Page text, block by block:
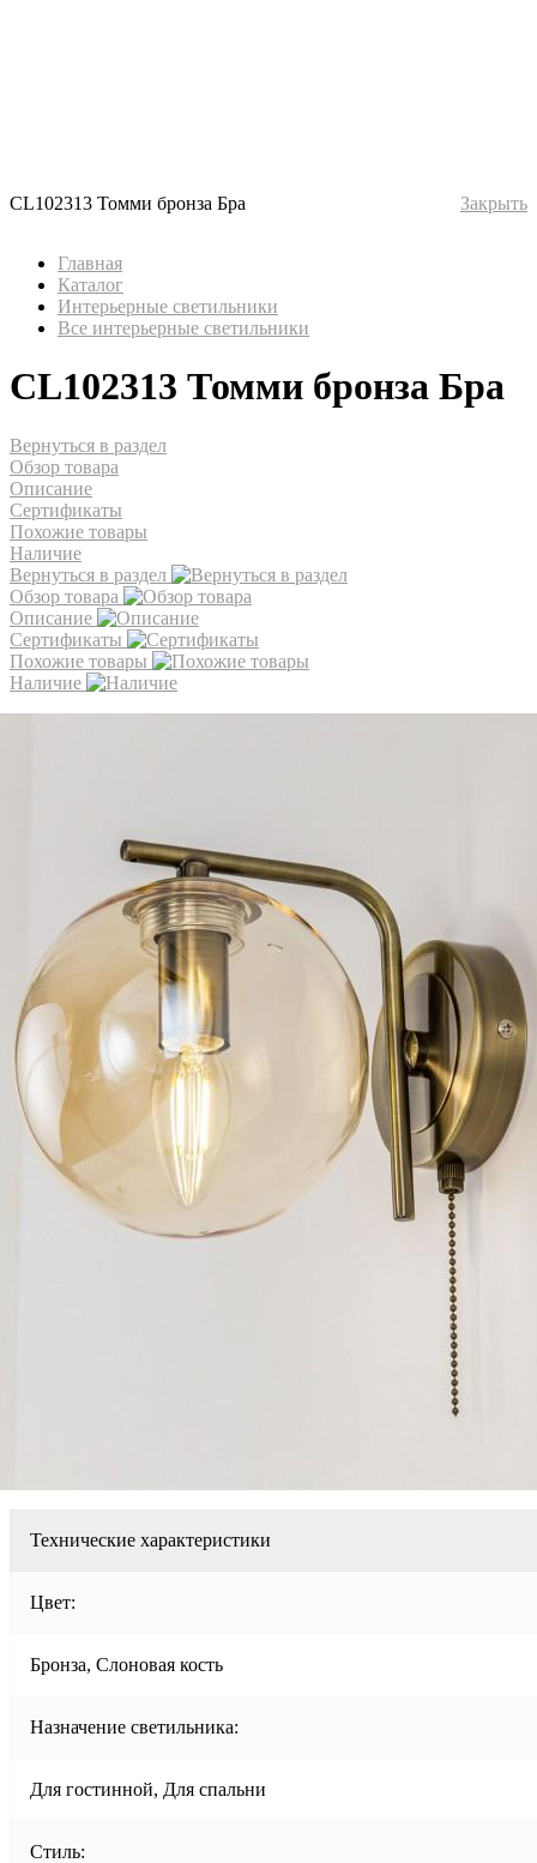
CL102313 Томми бронза Бра Закрыть
Главная
Каталог
Интерьерные светильники
Все интерьерные светильники
CL102313 Томми бронза Бра
Вернуться в раздел
Обзор товара
Описание
Сертификаты
Похожие товары
Наличие
Вернуться в раздел
Обзор товара
Описание
Сертификаты
Похожие товары
Наличие
Технические характеристики
Цвет:
Бронза, Слоновая кость
Назначение светильника:
Для гостинной, Для спальни
Стиль: